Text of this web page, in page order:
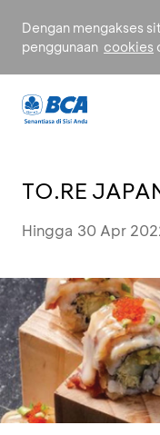
Dengan mengakses
penggunaan cookies
TO.RE
Hingga 30 Apr